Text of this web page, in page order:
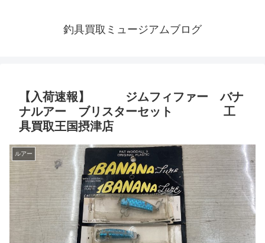
釣具買取ミュージアムブログ
【入荷速報】 ジムフィファー バナ
ナルアー ブリスターセット 工
具買取王国摂津店
ルアー